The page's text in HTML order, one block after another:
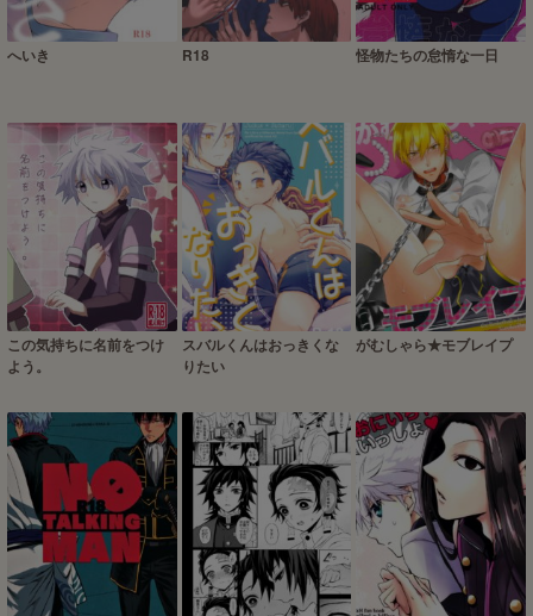
へいき R18 怪物たちの怠惰な一日
この気持ちに名前をつけ
よう。
スバルくんはおっきくな
りたい
がむしゃら★モブレイプ